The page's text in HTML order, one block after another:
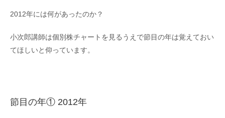
2012年には何があったのか？
小次郎講師は個別株チャートを見るうえで節目の年は覚えておい
てほしいと仰っています。
節目の年① 2012年